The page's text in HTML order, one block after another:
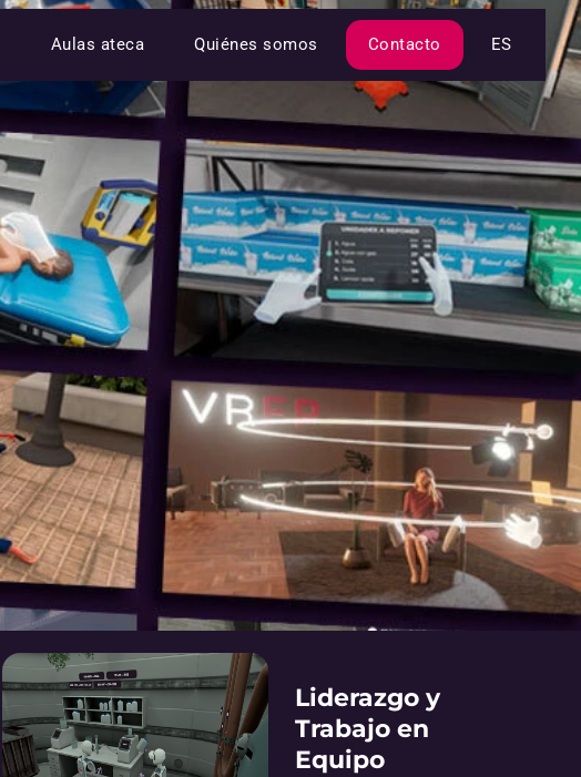
Aulas ateca Quiénes somos Contacto ES
Liderazgo y
Trabajo en
Equipo